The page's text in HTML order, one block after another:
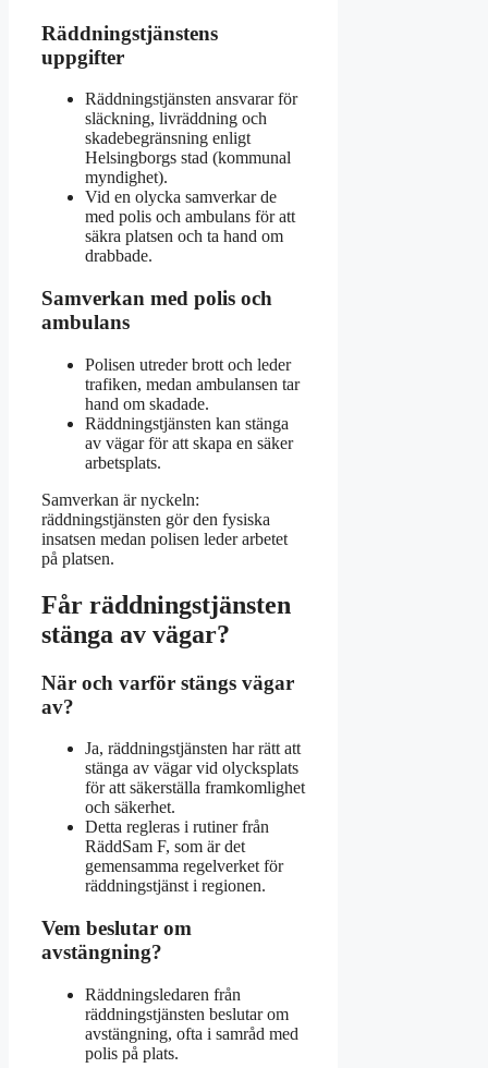
Räddningstjänstens
uppgifter
Räddningstjänsten ansvarar för
släckning, livräddning och
skadebegränsning enligt
Helsingborgs stad (kommunal
myndighet).
Vid en olycka samverkar de
med polis och ambulans för att
säkra platsen och ta hand om
drabbade.
Samverkan med polis och
ambulans
Polisen utreder brott och leder
trafiken, medan ambulansen tar
hand om skadade.
Räddningstjänsten kan stänga
av vägar för att skapa en säker
arbetsplats.
Samverkan är nyckeln:
räddningstjänsten gör den fysiska
insatsen medan polisen leder arbetet
på platsen.
Får räddningstjänsten
stänga av vägar?
När och varför stängs vägar
av?
Ja, räddningstjänsten har rätt att
stänga av vägar vid olycksplats
för att säkerställa framkomlighet
och säkerhet.
Detta regleras i rutiner från
RäddSam F, som är det
gemensamma regelverket för
räddningstjänst i regionen.
Vem beslutar om
avstängning?
Räddningsledaren från
räddningstjänsten beslutar om
avstängning, ofta i samråd med
polis på plats.